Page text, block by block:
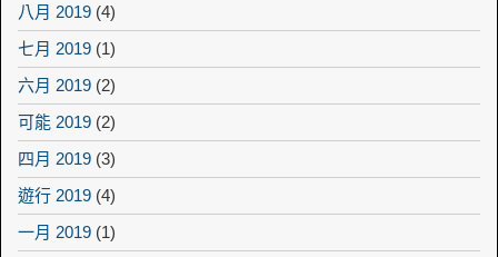
八月 2019 (4)
七月 2019 (1)
六月 2019 (2)
可能 2019 (2)
四月 2019 (3)
遊行 2019 (4)
一月 2019 (1)